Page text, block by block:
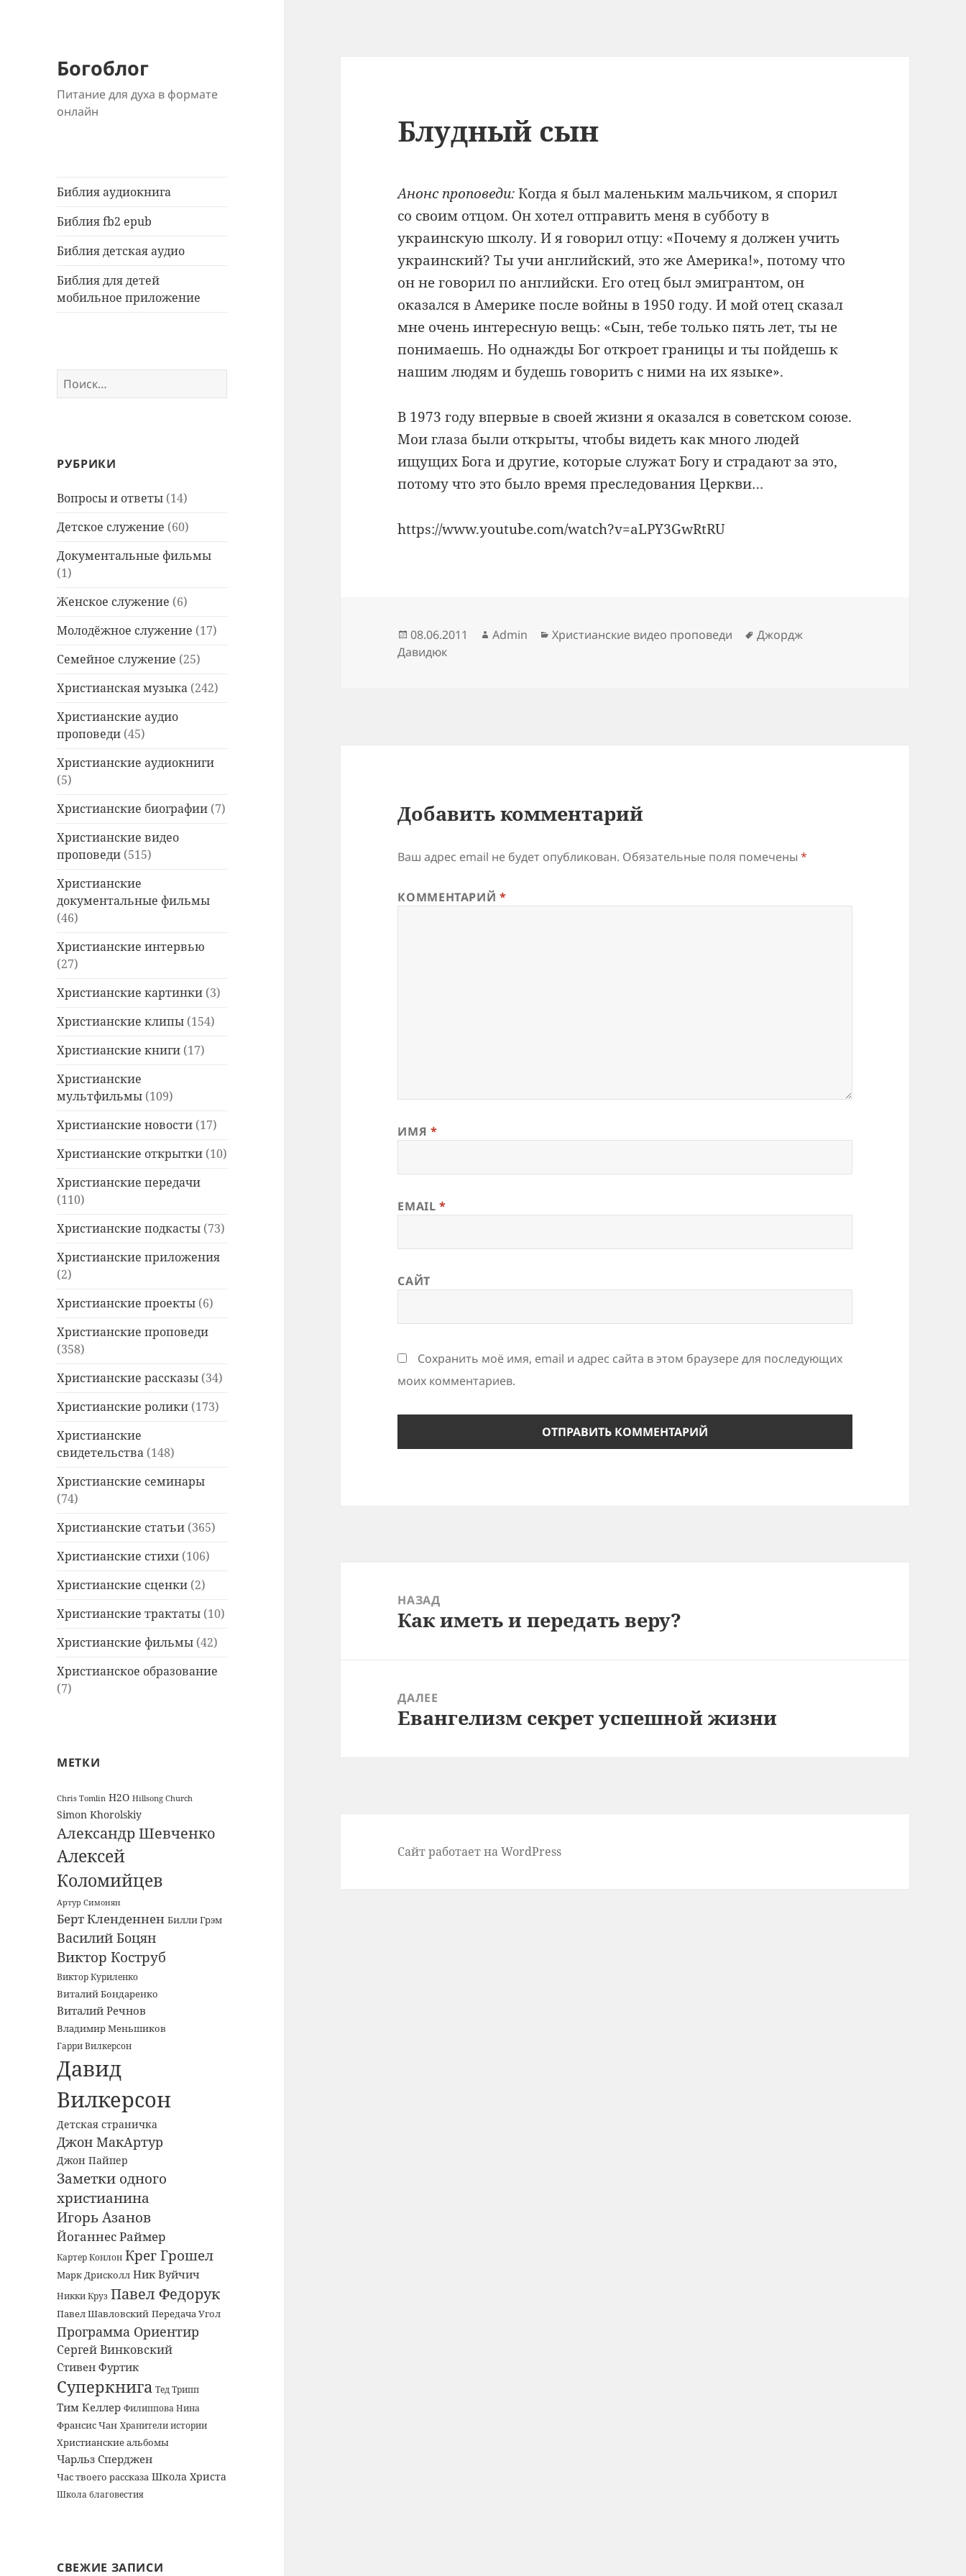
Богоблог
Питание для духа в формате
онлайн
Библия аудиокнига
Библия fb2 epub
Библия детская аудио
Библия для детей
мобильное приложение
Найти:
РУБРИКИ
Вопросы и ответы (14)
Детское служение (60)
Документальные фильмы
(1)
Женское служение (6)
Молодёжное служение (17)
Семейное служение (25)
Христианская музыка (242)
Христианские аудио
проповеди (45)
Христианские аудиокниги
(5)
Христианские биографии (7)
Христианские видео
проповеди (515)
Христианские
документальные фильмы
(46)
Христианские интервью
(27)
Христианские картинки (3)
Христианские клипы (154)
Христианские книги (17)
Христианские
мультфильмы (109)
Христианские новости (17)
Христианские открытки (10)
Христианские передачи
(110)
Христианские подкасты (73)
Христианские приложения
(2)
Христианские проекты (6)
Христианские проповеди
(358)
Христианские рассказы (34)
Христианские ролики (173)
Христианские
свидетельства (148)
Христианские семинары
(74)
Христианские статьи (365)
Христианские стихи (106)
Христианские сценки (2)
Христианские трактаты (10)
Христианские фильмы (42)
Христианское образование
(7)
МЕТКИ
Chris Tomlin H2O Hillsong Church
Simon Khorolskiy
Александр Шевченко
Алексей
Коломийцев
Артур Симонян
Берт Кленденнен Билли Грэм
Василий Боцян
Виктор Коструб
Виктор Куриленко
Виталий Бондаренко
Виталий Речнов
Владимир Меньшиков
Гарри Вилкерсон
Давид
Вилкерсон
Детская страничка
Джон МакАртур
Джон Пайпер
Заметки одного
христианина
Игорь Азанов
Йоганнес Раймер
Картер Конлон Крег Грошел
Марк Дрисколл Ник Вуйчич
Никки Круз Павел Федорук
Павел Шавловский Передача Угол
Программа Ориентир
Сергей Винковский
Стивен Фуртик
Суперкнига Тед Трипп
Тим Келлер Филиппова Нина
Франсис Чан Хранители истории
Христианские альбомы
Чарльз Сперджен
Час твоего рассказа Школа Христа
Школа благовестия
СВЕЖИЕ ЗАПИСИ
Блудный сын
Анонс проповеди:Когда я был маленьким мальчиком, я спорил
со своим отцом. Он хотел отправить меня в субботу в
украинскую школу. И я говорил отцу: «Почему я должен учить
украинский? Ты учи английский, это же Америка!», потому что
он не говорил по английски. Его отец был эмигрантом, он
оказался в Америке после войны в 1950 году. И мой отец сказал
мне очень интересную вещь: «Сын, тебе только пять лет, ты не
понимаешь. Но однажды Бог откроет границы и ты пойдешь к
нашим людям и будешь говорить с ними на их языке».
В 1973 году впервые в своей жизни я оказался в советском союзе.
Мои глаза были открыты, чтобы видеть как много людей
ищущих Бога и другие, которые служат Богу и страдают за это,
потому что это было время преследования Церкви…
https://www.youtube.com/watch?v=aLPY3GwRtRU
Опубликовано
08.06.2011 Автор
Admin Рубрики
Христианские видео проповеди Метки
Джордж
Давидюк
Добавить комментарий
Ваш адрес email не будет опубликован. Обязательные поля помечены*
КОММЕНТАРИЙ*
ИМЯ *
EMAIL*
САЙТ
Сохранить моё имя, email и адрес сайта в этом браузере для последующих
моих комментариев.
записям
НАЗАД
Предыдущая
Как иметь и передать веру?
ДАЛЕЕ
Следующая
Евангелизм секрет успешной жизни
Сайт работает на WordPress